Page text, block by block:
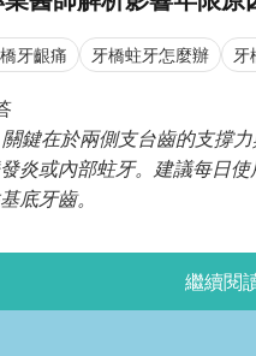
牙齦痛 牙橋蛀牙怎麼辦 牙
鍵在於兩側支台齒的支撐
炎或內部蛀牙。建議每日
底牙齒。
繼續閱